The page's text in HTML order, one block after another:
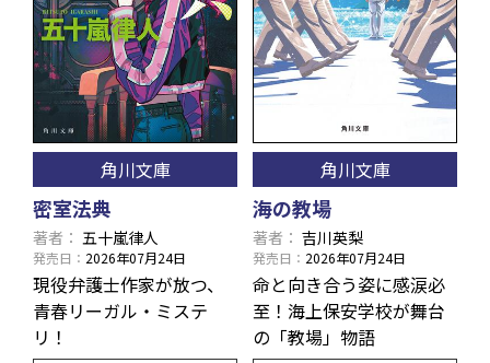
角川文庫
密室法典
著者 五十嵐律人
発売日 2026年07月24日
現役弁護士作家が放つ、
青春リーガル・ミステ
リ！
角川文庫
海の教場
著者 吉川英梨
発売日 2026年07月24日
命と向き合う姿に感涙必
至！海上保安学校が舞台
の「教場」物語